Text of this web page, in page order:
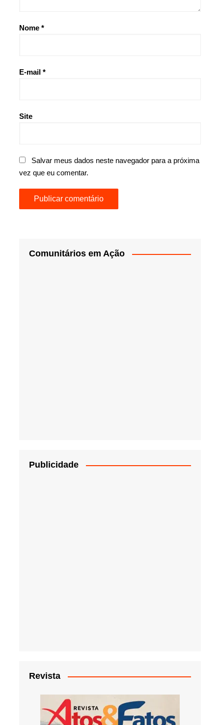
Nome *
E-mail *
Site
Salvar meus dados neste navegador para a próxima
vez que eu comentar.
Comunitários em Ação
Publicidade
Revista